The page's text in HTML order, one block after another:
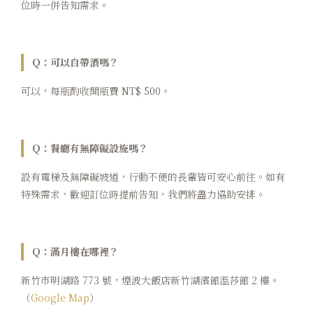
位時一併告知需求。
Q：可以自帶酒嗎？
可以，每瓶酌收開瓶費 NT$ 500。
Q：餐廳有無障礙設施嗎？
設有電梯及無障礙坡道，行動不便的長輩皆可安心前往。如有
特殊需求，歡迎訂位時提前告知，我們將盡力協助安排。
Q：滿月樓在哪裡？
新竹市明湖路 773 號，煙波大飯店新竹湖濱館溫莎館 2 樓。
（Google Map）